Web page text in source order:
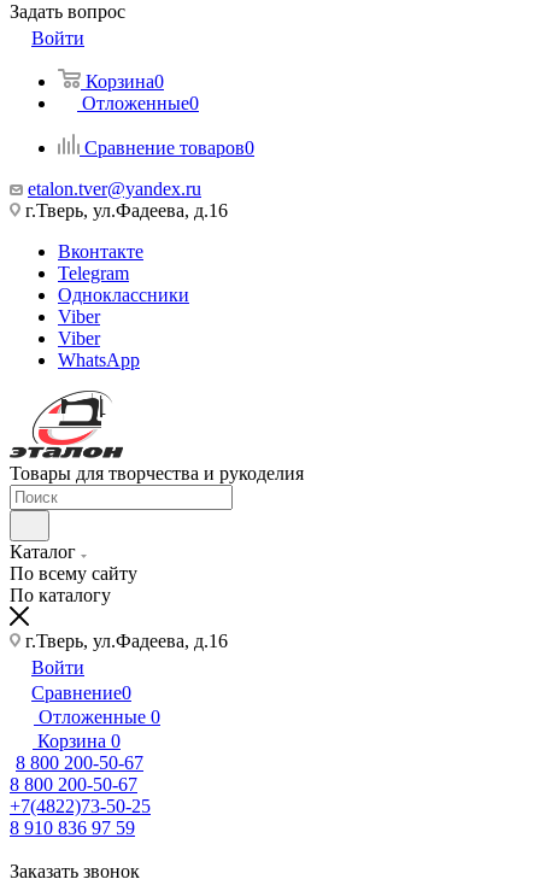
Задать вопрос
Войти
Корзина0
Отложенные0
Сравнение товаров0
etalon.tver@yandex.ru
г.Тверь, ул.Фадеева, д.16
Вконтакте
Telegram
Одноклассники
Viber
Viber
WhatsApp
Товары для творчества и рукоделия
Каталог
По всему сайту
По каталогу
г.Тверь, ул.Фадеева, д.16
Войти
Сравнение0
Отложенные 0
Корзина 0
8 800 200-50-67
8 800 200-50-67
+7(4822)73-50-25
8 910 836 97 59
Заказать звонок